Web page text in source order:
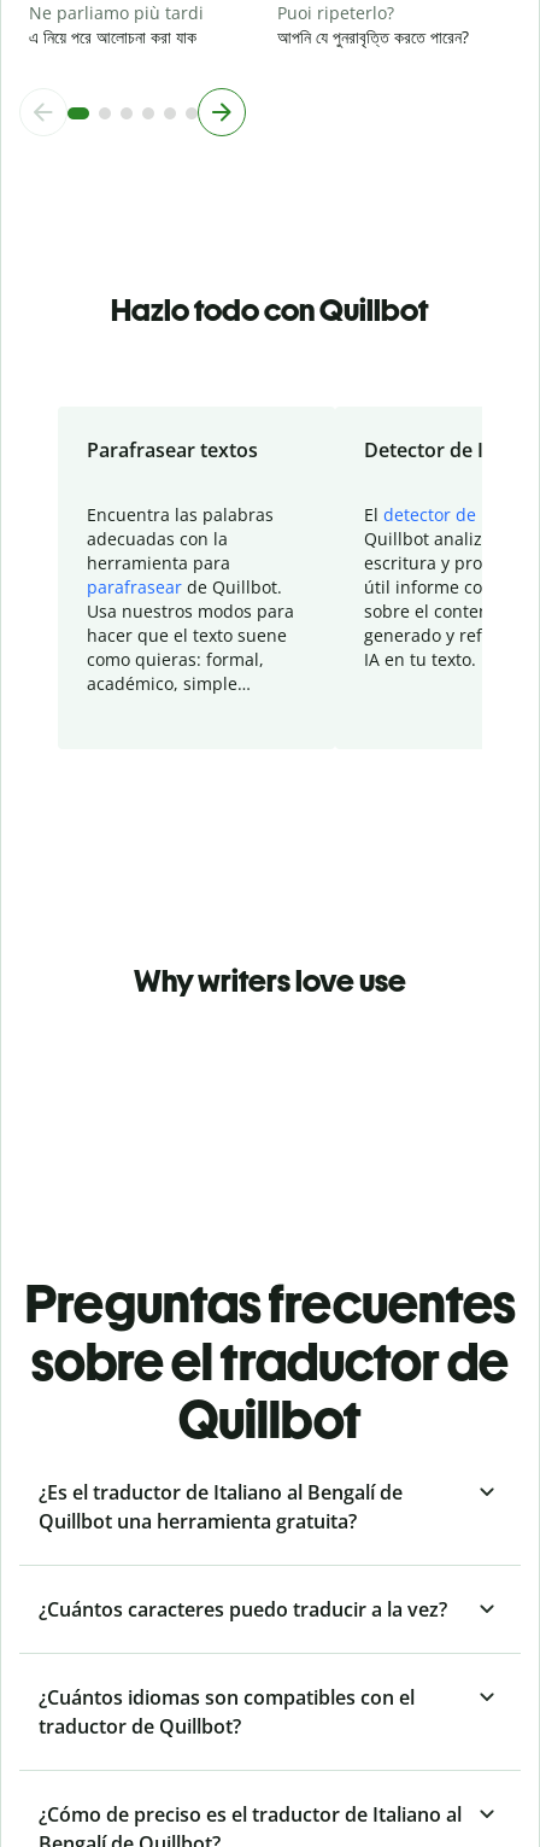
Ne parliamo più tardi
এ নিয়ে পরে আলোচনা করা যাক
Puoi ripeterlo?
আপনি যে পুনরাবৃত্তি করতে পারেন?
Hazlo todo con Quillbot
Parafrasear textos
Encuentra las palabras
adecuadas con la
herramienta para
parafrasear de Quillbot.
Usa nuestros modos para
hacer que el texto suene
como quieras: formal,
académico, simple…
Detector de IA
El detector de IA
Quillbot analiza tu
escritura y
útil informe con
sobre el contenido
generado y refinado
IA en tu texto.
Why writers love use
Preguntas frecuentes
sobre el traductor de
Quillbot
¿Es el traductor de Italiano al Bengalí de
Quillbot una herramienta gratuita?
¿Cuántos caracteres puedo traducir a la vez?
¿Cuántos idiomas son compatibles con el
traductor de Quillbot?
¿Cómo de preciso es el traductor de Italiano al